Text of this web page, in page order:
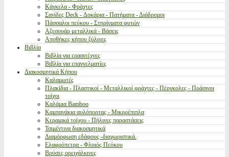
Κάγκελα - Φράχτες
Σανίδες Deck - Δοκάρια - Πατήματα - Διάδρομοι
Πάσσαλοι πεύκου - Στηρίγματα φυτών
Αξεσουάρ μεταλλικά - Βάσεις
Αποθήκες κήπου ξύλινες
Βιβλία
Βιβλία για ερασιτέχνες
Βιβλία για επαγγελματίες
Διακοσμητικά Κήπου
Καλαμωτές
Πλακίδια - Πλαστικοί - Μεταλλικοί φράχτες - Πέργκολες - Πράσινοι
τοίχοι
Καλάμια Bamboo
Καμπανάκια αυλόπορτας - Μικροέπιπλα
Κεραμικά τοίχου - Πήλινες παραστάσεις
Τσιμέντινα διακοσμητικά
Διαμόρφωση εδάφους -διαχωριστικά.
Ελαφρόπετρα - Φλοιός Πεύκου
Βρύσες ορειχάλκινες